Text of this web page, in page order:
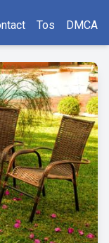
Tos DMCA